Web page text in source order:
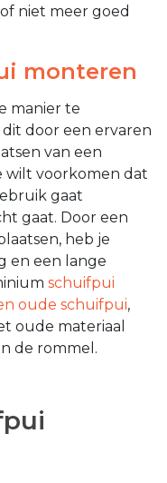
niet meer goed
monteren
manier te
door een ervaren
van een
wilt voorkomen dat
gaat
gaat. Door een
heb je
en een lange
schuifpui
oude schuifpui,
oude materiaal
de rommel.